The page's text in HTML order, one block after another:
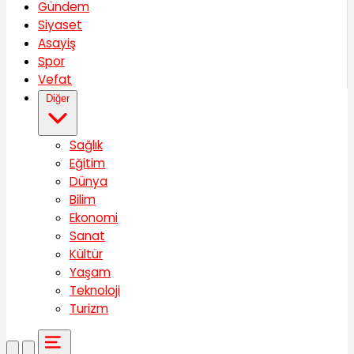
Gündem
Siyaset
Asayiş
Spor
Vefat
Diğer
Sağlık
Eğitim
Dünya
Bilim
Ekonomi
Sanat
Kültür
Yaşam
Teknoloji
Turizm